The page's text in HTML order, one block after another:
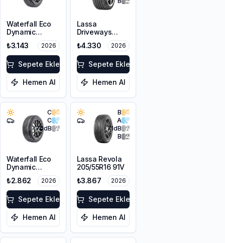
Waterfall Eco
Dynamic
205/45R17 88W
XL
₺3.143 2026
Sepete Ekle
Hemen Al
Lassa
Driveways
225/45R17 94Y
XL
₺4.330 2026
Sepete Ekle
Hemen Al
C
C
70dB
Waterfall Eco
Dynamic
205/45R16 87W
XL
₺2.862 2026
Sepete Ekle
Hemen Al
B
A
71dB
B
Lassa Revola
205/55R16 91V
₺3.867
2026
Sepete Ekle
Hemen Al